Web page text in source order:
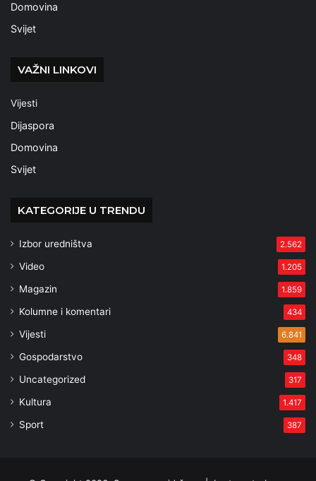
Domovina
Svijet
VAŽNI LINKOVI
Vijesti
Dijaspora
Domovina
Svijet
KATEGORIJE U TRENDU
Izbor uredništva 2.562
Video 1.205
Magazin 1.859
Kolumne i komentari 434
Vijesti 6.841
Gospodarstvo 348
Uncategorized 317
Kultura 1.417
Sport 387